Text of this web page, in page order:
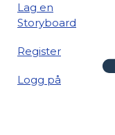
Lag en
Storyboard
Register
Logg på